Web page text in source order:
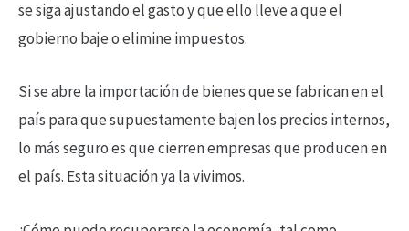
se siga ajustando el gasto y que ello lleve a que el
gobierno baje o elimine impuestos.
Si se abre la importación de bienes que se fabrican en el
país para que supuestamente bajen los precios internos,
lo más seguro es que cierren empresas que producen en
el país. Esta situación ya la vivimos.